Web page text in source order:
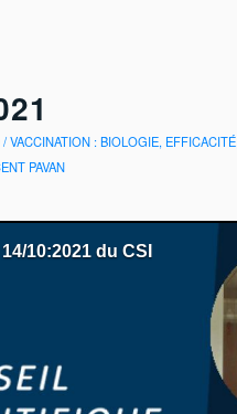
/ VACCINATION : BIOLOGIE,
PAVAN